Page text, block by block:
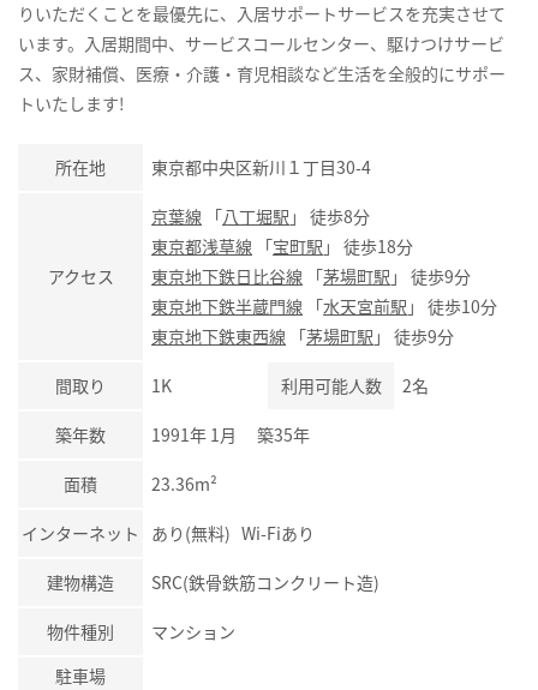
りいただくことを最優先に、入居サポートサービスを充実させて
います。入居期間中、サービスコールセンター、駆けつけサービ
ス、家財補償、医療・介護・育児相談など生活を全般的にサポー
トいたします!
所在地 東京都中央区新川１丁目30-4
アクセス
京葉線 「八丁堀駅 」 徒歩8分
東京都浅草線 「宝町駅 」 徒歩18分
東京地下鉄日比谷線 「茅場町駅 」 徒歩9分
東京地下鉄半蔵門線 「水天宮前駅 」 徒歩10分
東京地下鉄東西線 「茅場町駅 」 徒歩9分
間取り 1K 利用可能人数 2名
築年数 1991年 1月 築35年
面積 23.36m²
インターネット あり(無料) Wi-Fiあり
建物構造 SRC(鉄骨鉄筋コンクリート造)
物件種別
マンション
駐車場